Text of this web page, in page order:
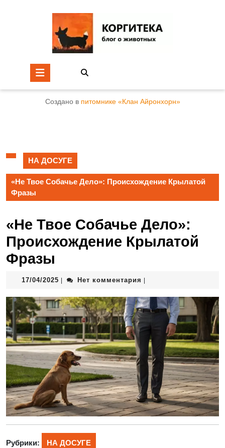
Создано в питомнике «Клан Айронхорн»
НА ДОСУГЕ
«Не Твое Собачье Дело»: Происхождение Крылатой
Фразы
«Не Твое Собачье Дело»:
Происхождение Крылатой
Фразы
17/04/2025 Нет комментария
Рубрики: НА ДОСУГЕ